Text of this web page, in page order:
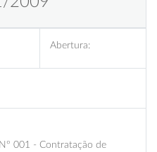
Abertura:
001 - Contratação de